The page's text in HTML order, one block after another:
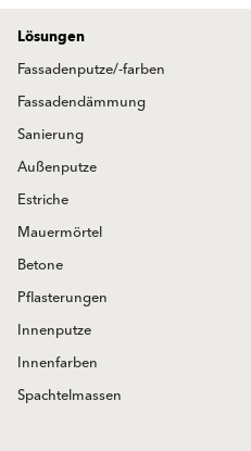
Lösungen
Fassadenputze/-farben
Fassadendämmung
Sanierung
Außenputze
Estriche
Mauermörtel
Betone
Pflasterungen
Innenputze
Innenfarben
Spachtelmassen